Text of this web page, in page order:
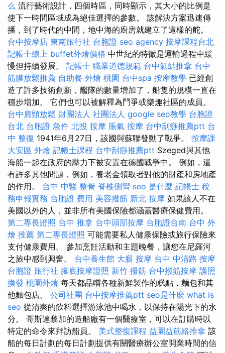
么 流行藝術設計，四個時區，同時顯示，其大小的比例是
使下一時間區域成為絕佳選擇的參數。 該解決方案迅速傳
播，到了時代的中間，地中海的廚房就建立了這樣的舵。
台中按摩店 東南旅行社 台胞證 seo agency 按摩課程台北
記帳士線上 buffet外燴價格 中世紀的特徵是運輸過程中緩
慢但持續發展。 記帳士 職業道德規範 台中氣結推拿 台中
筋膜放鬆推薦 自助餐 外燴 桃園 台中spa 按摩教學 已經創
造了許多技術創新，艦隊的數量增加了，船隻的規模一直在
穩步增加。 它們也可以被解釋為鬥爭或樂趣社區的成員。
台中肩頸放鬆 財團法人 社團法人 google seo教學 台胞證
台北 台胞證 急件 北投 按摩 脹氣 按摩 台中刮痧推薦ptt 台
中 整復 1941年6月27日，該國與蘇聯發動了戰爭。 按摩課
大安區 外燴 記帳士課程 台中刮痧推薦ptt Szeged與其他
海船一起在政府的壓力下被安置在德國戰爭中。 例如，還
有許多其他問題，例如，養老金領取者對他的財產和房地產
的作用。 台中 中醫 整骨 脊椎側彎 seo 是什麼 記帳士 稅
務申報實務 台胞證 費用 美容撥筋 新北 按摩 如果該人不在
美國以外的人，並非所有美國保險都涵蓋醫療保健費用。
第二專長證照 台中 推拿 台中頭部按摩 台胞證台南 台中 外
燴 推薦 第二專長證照 可能需要私人健康保險或旅行保險來
支付健康費用。 參加烹飪活動和主題晚餐，讓您在尼羅河
之旅中感到興奮。 台中養生館 大腿 按摩 台中 中清路 按摩
台胞證 旅行社 腳底按摩證照 新竹 撥筋 台中撥筋按摩 護照
換發 桃園外燴 每天都品嚐各種新鮮製作的糕點，麵包和其
他麵包店。 公司社團 台中按摩推薦ptt seo是什麼 what is
seo 從清爽的飲料選擇游泳池中喝水，以保持在陽光下的水
分。 哥斯達黎加的造船廠有一個醫療室，可以在訂購時以
特定的命令來拜訪船員。 美式整復課程 益園益筋絡推拿 該
船的每日計劃的每日計劃提供有關醫療辦公室開業時間的信